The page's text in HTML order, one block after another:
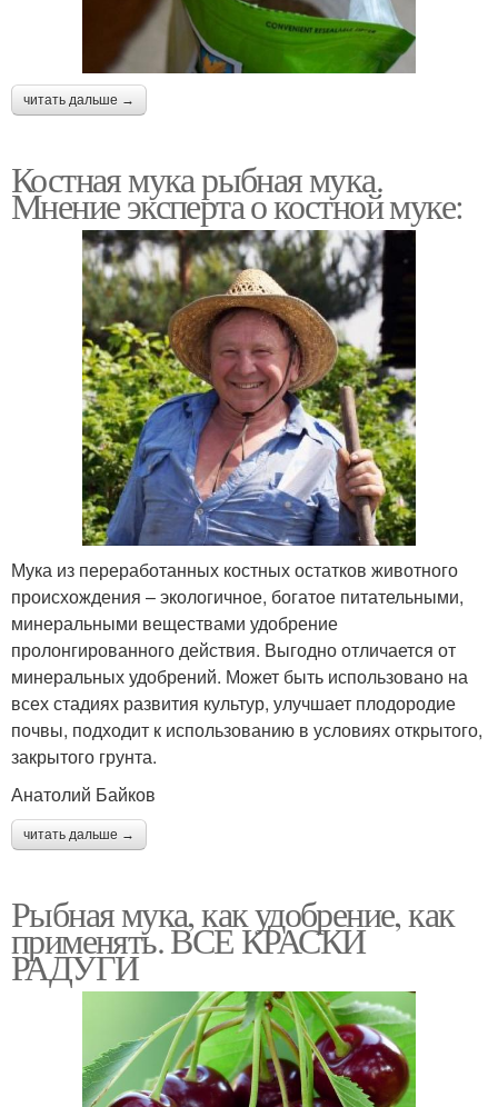
читать дальше →
Костная мука рыбная мука.
Мнение эксперта о костной муке:
Мука из переработанных костных остатков животного
происхождения – экологичное, богатое питательными,
минеральными веществами удобрение
пролонгированного действия. Выгодно отличается от
минеральных удобрений. Может быть использовано на
всех стадиях развития культур, улучшает плодородие
почвы, подходит к использованию в условиях открытого,
закрытого грунта.
Анатолий Байков
читать дальше →
Рыбная мука, как удобрение, как
применять. ВСЕ КРАСКИ
РАДУГИ